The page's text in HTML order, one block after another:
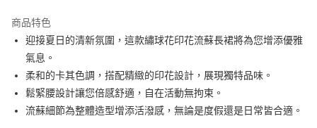
Apple Pay
悠遊付
Google Pay
全盈+PAY
商品特色
迎接夏日的清新氛圍，這款繡球花印花流蘇長裙將為您增添優雅
氣息。
柔和的卡其色調，搭配精緻的印花設計，展現獨特品味。
鬆緊腰設計讓您倍感舒適，自在活動無拘束。
流蘇細節為整體造型增添活潑感，無論是度假還是日常皆合適。